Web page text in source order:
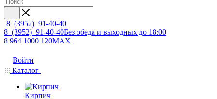
8 (3952) 91-40-40
8 (3952) 91-40-40Без обеда и выходных до 18:00
8 964 1000 120MAX
Войти
Каталог
Кирпич